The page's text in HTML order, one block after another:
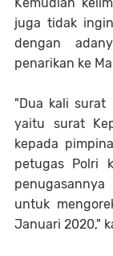
juga tidak
dengan
penarikan ke
"Dua kali surat
yaitu surat
kepada
petugas Polri
untuk
Januari 2020,"